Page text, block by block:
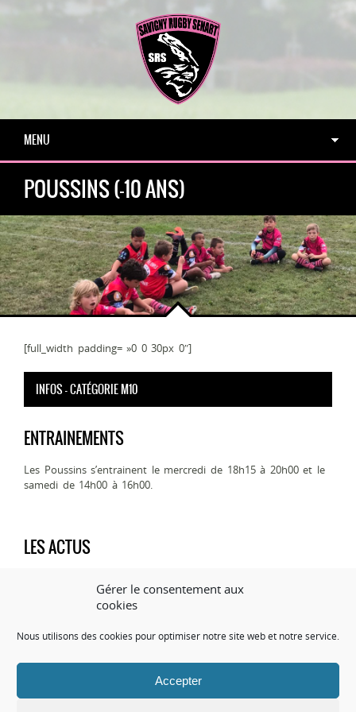
Gérer le consentement aux
cookies
Nous utilisons des cookies pour optimiser notre site web et notre service.
Accepter
MENU
POUSSINS (-10 ANS)
[full_width padding= »0 0 30px 0″]
INFOS - CATÉGORIE M10
ENTRAINEMENTS
Les Poussins s’entrainent le mercredi de 18h15 à 20h00 et le
samedi de 14h00 à 16h00.
LES ACTUS
STAFF - CATÉGORIE M10
JOUEURS